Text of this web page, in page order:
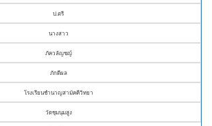
ป.ตรี
นางสาว
ภัควลัญชญ์
ภักดีผล
โรงเรียนชำนาญสามัคคีวิทยา
วัดชุมนุมสูง